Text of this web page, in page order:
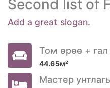
Second list of
Add a great slogan.
Том өрөө + гал
44.65м²
Мастер